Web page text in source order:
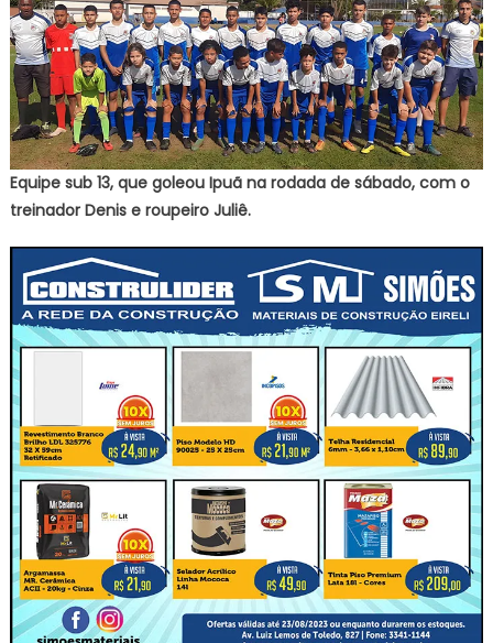
Equipe sub 13, que goleou Ipuã na rodada de sábado, com o
treinador Denis e roupeiro Juliê.